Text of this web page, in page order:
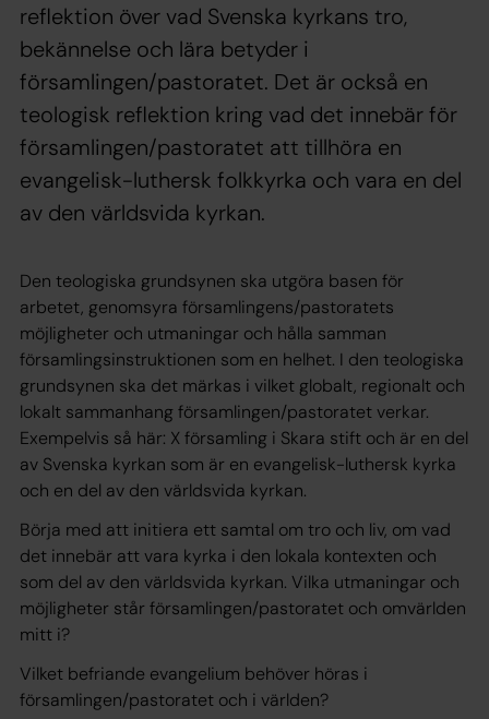
reflektion över vad Svenska kyrkans tro,
bekännelse och lära betyder i
församlingen/pastoratet. Det är också en
teologisk reflektion kring vad det innebär för
församlingen/pastoratet att tillhöra en
evangelisk-luthersk folkkyrka och vara en del
av den världsvida kyrkan.
Den teologiska grundsynen ska utgöra basen för
arbetet, genomsyra församlingens/pastoratets
möjligheter och utmaningar och hålla samman
församlingsinstruktionen som en helhet. I den teologiska
grundsynen ska det märkas i vilket globalt, regionalt och
lokalt sammanhang församlingen/pastoratet verkar.
Exempelvis så här: X församling i Skara stift och är en del
av Svenska kyrkan som är en evangelisk-luthersk kyrka
och en del av den världsvida kyrkan.
Börja med att initiera ett samtal om tro och liv, om vad
det innebär att vara kyrka i den lokala kontexten och
som del av den världsvida kyrkan. Vilka utmaningar och
möjligheter står församlingen/pastoratet och omvärlden
mitt i?
Vilket befriande evangelium behöver höras i
församlingen/pastoratet och i världen?